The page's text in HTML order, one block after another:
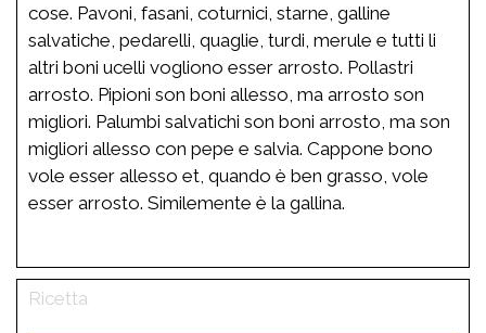
cose. Pavoni, fasani, coturnici, starne, galline
salvatiche, pedarelli, quaglie, turdi, merule e tutti li
altri boni ucelli vogliono esser arrosto. Pollastri
arrosto. Pipioni son boni allesso, ma arrosto son
migliori. Palumbi salvatichi son boni arrosto, ma son
migliori allesso con pepe e salvia. Cappone bono
vole esser allesso et, quando è ben grasso, vole
esser arrosto. Similemente è la gallina.